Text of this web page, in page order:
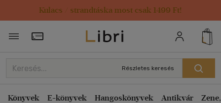
Kulacs / strandtáska most csak 1499 Ft!
Törzsvásárlói Kártya adatai
Részletes keresés
Könyvek E-könyvek Hangoskönyvek Antikvár
Rendezés
Kiadás éve szerint csökkenő
Ár szerint csökkenő